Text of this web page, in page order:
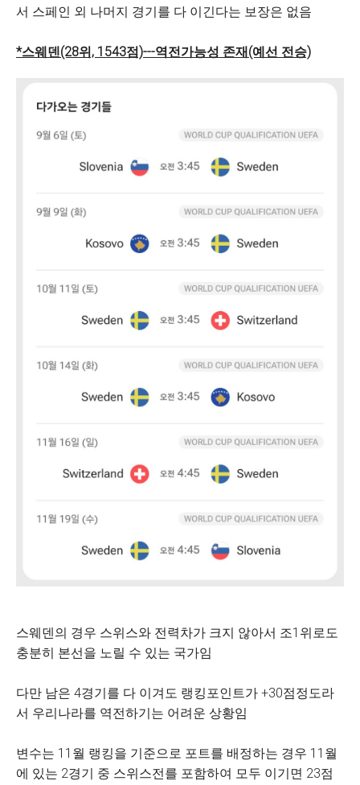
서 스페인 외 나머지 경기를 다 이긴다는 보장은 없음
*스웨덴(28위, 1543점)---역전가능성 존재(예선 전승)
스웨덴의 경우 스위스와 전력차가 크지 않아서 조1위로도
충분히 본선을 노릴 수 있는 국가임
다만 남은 4경기를 다 이겨도 랭킹포인트가 +30점정도라
서 우리나라를 역전하기는 어려운 상황임
변수는 11월 랭킹을 기준으로 포트를 배정하는 경우 11월
에 있는 2경기 중 스위스전를 포함하여 모두 이기면 23점